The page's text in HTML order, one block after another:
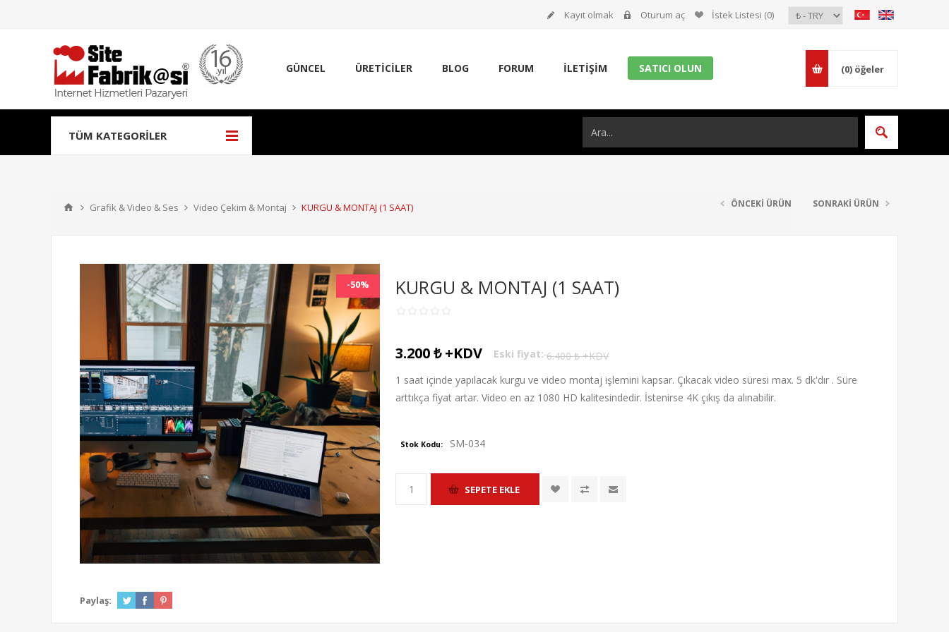
Kayıt olmak Oturum aç İstek Listesi (0)
GÜNCEL ÜRETİCİLER BLOG FORUM İLETIŞIM SATICI OLUN (0) öğeler
TÜM KATEGORILER
Grafik & Video & Ses Video Çekim & Montaj KURGU & MONTAJ (1 SAAT) ÖNCEKİ ÜRÜN SONRAKİ ÜRÜN
-50% KURGU & MONTAJ (1 SAAT)
3.200 ₺ +KDV Eski fiyat: 6.400 ₺ +KDV
1 saat içinde yapılacak kurgu ve video montaj işlemini kapsar. Çıkacak video süresi max. 5 dk'dır . Süre
arttıkça fiyat artar. Video en az 1080 HD kalitesindedir. İstenirse 4K çıkış da alınabilir.
Stok Kodu: SM-034
Paylaş: